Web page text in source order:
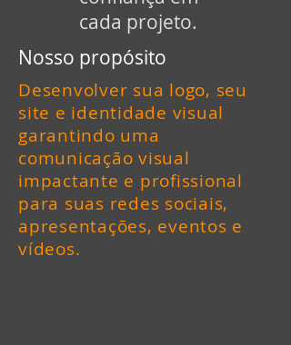
cada projeto.
Nosso propósito
Desenvolver sua logo, seu
site e identidade visual
garantindo uma
comunicação visual
impactante e profissional
para suas redes sociais,
apresentações, eventos e
vídeos.